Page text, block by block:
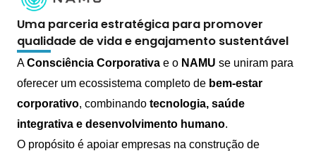
Uma parceria estratégica para promover
qualidade de vida e engajamento sustentável
AConsciência Corporativa e o NAMU se uniram para
oferecer um ecossistema completo de bem-estar
corporativo, combinando tecnologia, saúde
integrativa e desenvolvimento humano.
O propósito é apoiar empresas na construção de